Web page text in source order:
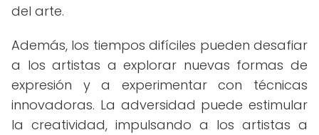
del arte.
Además, los tiempos difíciles pueden desafiar
a los artistas a explorar nuevas formas de
expresión y a experimentar con técnicas
innovadoras. La adversidad puede estimular
la creatividad, impulsando a los artistas a